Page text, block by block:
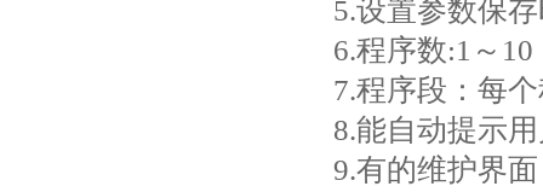
5.设置参数保
6.程序数:1～
7.程序段：每
8.能自动提示
9.有的维护界